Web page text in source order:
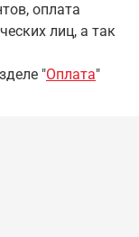
оплата
лиц, а так
"Оплата"